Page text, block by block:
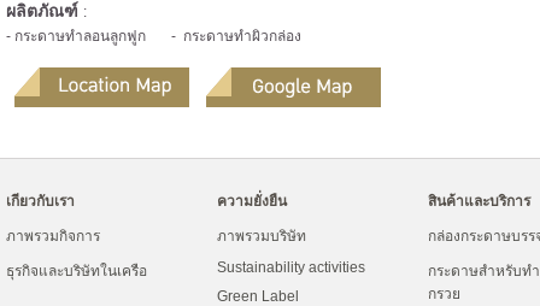
ผลิตภัณฑ์ :
- กระดาษทําลอนลูกฟูก - กระดาษทําผิวกล่อง
เกียวกับเรา
ภาพรวมกิจการ
ธุรกิจและบริษัทในเครือ
ความยั่งยืน
ภาพรวมบริษัท
Sustainability activities
Green Label
สินค้าและบริการ
กล่องกระดาษบร
กระดาษสำหรับท
กรวย